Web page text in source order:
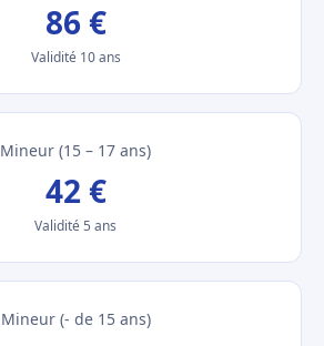
86 €
Validité 10 ans
Mineur (15 – 17 ans)
42 €
Validité 5 ans
Mineur (- de 15 ans)